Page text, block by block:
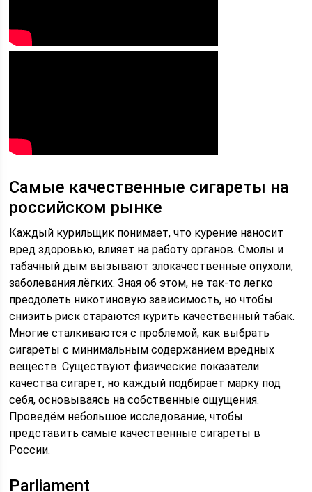
Самые качественные сигареты на
российском рынке
Каждый курильщик понимает, что курение наносит
вред здоровью, влияет на работу органов. Смолы и
табачный дым вызывают злокачественные опухоли,
заболевания лёгких. Зная об этом, не так-то легко
преодолеть никотиновую зависимость, но чтобы
снизить риск стараются курить качественный табак.
Многие сталкиваются с проблемой, как выбрать
сигареты с минимальным содержанием вредных
веществ. Существуют физические показатели
качества сигарет, но каждый подбирает марку под
себя, основываясь на собственные ощущения.
Проведём небольшое исследование, чтобы
представить самые качественные сигареты в
России.
Parliament